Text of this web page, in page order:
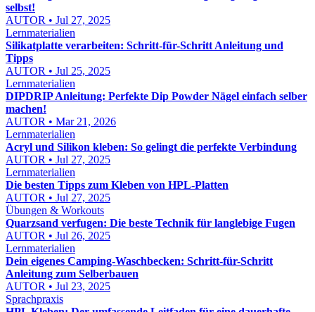
selbst!
AUTOR • Jul 27, 2025
Lernmaterialien
Silikatplatte verarbeiten: Schritt-für-Schritt Anleitung und
Tipps
AUTOR • Jul 25, 2025
Lernmaterialien
DIPDRIP Anleitung: Perfekte Dip Powder Nägel einfach selber
machen!
AUTOR • Mar 21, 2026
Lernmaterialien
Acryl und Silikon kleben: So gelingt die perfekte Verbindung
AUTOR • Jul 27, 2025
Lernmaterialien
Die besten Tipps zum Kleben von HPL-Platten
AUTOR • Jul 27, 2025
Übungen & Workouts
Quarzsand verfugen: Die beste Technik für langlebige Fugen
AUTOR • Jul 26, 2025
Lernmaterialien
Dein eigenes Camping-Waschbecken: Schritt-für-Schritt
Anleitung zum Selberbauen
AUTOR • Jul 23, 2025
Sprachpraxis